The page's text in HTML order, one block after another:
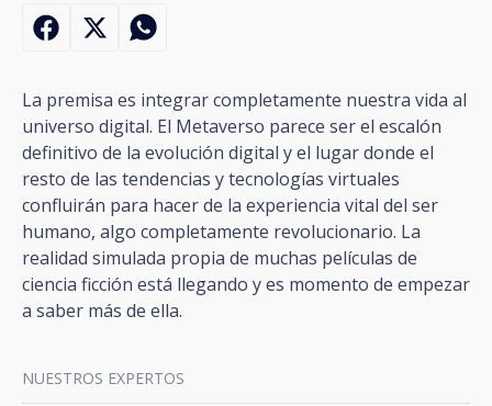
Ver
video
La premisa es integrar completamente nuestra vida al
universo digital. El Metaverso parece ser el escalón
definitivo de la evolución digital y el lugar donde el
resto de las tendencias y tecnologías virtuales
confluirán para hacer de la experiencia vital del ser
humano, algo completamente revolucionario. La
realidad simulada propia de muchas películas de
ciencia ficción está llegando y es momento de empezar
a saber más de ella.
NUESTROS EXPERTOS